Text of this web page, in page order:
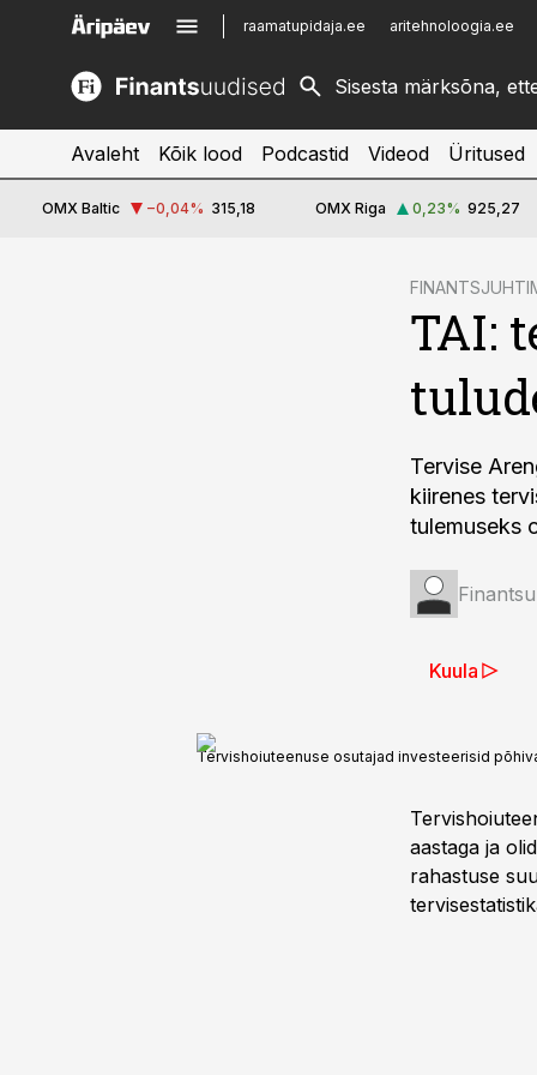
raamatupidaja.ee aritehnoloogia.ee
kinnisvarauudised.ee
logistikauudised.ee
imelineajalugu.ee
Avaleht Kõik lood Podcastid Videod Üritused
OMX Baltic −0,04% 315,18 OMX Riga 0,23% 925,27
TAI:
Tervise
kiirenes
tulemuseks
Kuula
Tervishoiuteenuse osutajad investeerisid
aastaga ja
rahastuse